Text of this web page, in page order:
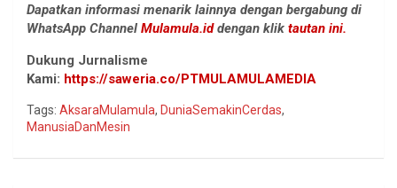
Dapatkan informasi menarik lainnya dengan bergabung di
WhatsApp Channel Mulamula.iddengan klik tautan ini.
Dukung Jurnalisme
Kami: https://saweria.co/PTMULAMULAMEDIA
Tags: AksaraMulamula, DuniaSemakinCerdas,
ManusiaDanMesin